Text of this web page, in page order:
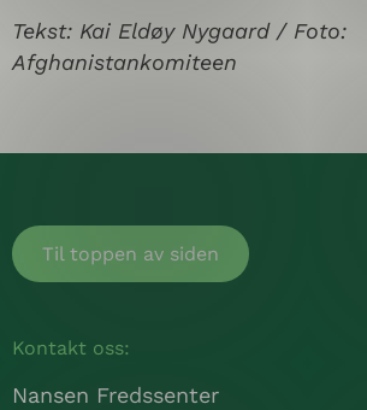
Tekst: Kai Eldøy Nygaard / Foto:
Afghanistankomiteen
Til toppen av siden
Kontakt oss:
Nansen Fredssenter